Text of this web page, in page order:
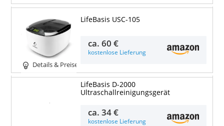
Details & Preise
LifeBasis USC-105
ca.60 €
kostenlose Lieferung
LifeBasis D-2000
Ultraschallreinigungsgerät
ca.34 €
kostenlose Lieferung